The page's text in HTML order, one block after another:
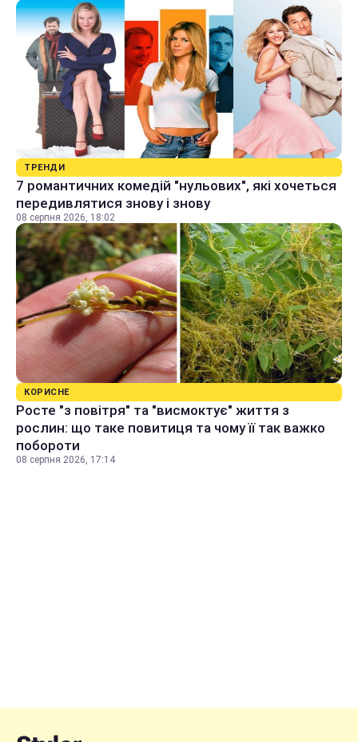
ТРЕНДИ
7 романтичних комедій "нульових", які хочеться
передивлятися знову і знову
08 серпня 2026, 18:02
КОРИСНЕ
Росте "з повітря" та "висмоктує" життя з
рослин: що таке повитиця та чому її так важко
побороти
08 серпня 2026, 17:14